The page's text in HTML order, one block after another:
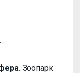
Зоопарк